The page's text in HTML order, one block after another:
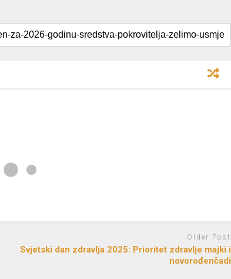
Older Post
Svjetski dan zdravlja 2025: Prioritet zdravlje majki i
novorođenčadi